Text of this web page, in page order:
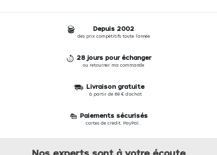
Depuis 2002
des prix compétitifs toute l'année
28 jours pour échanger
ou retourner ma commande
Livraison gratuite
à partir de 69 € d'achat
Paiements sécurisés
cartes de crédit, PayPal...